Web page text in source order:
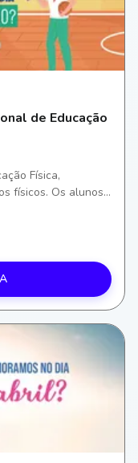
de Educação
Física,
físicos. Os alunos